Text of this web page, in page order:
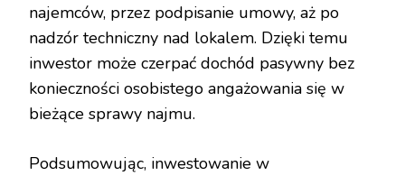
najemców, przez podpisanie umowy, aż po
nadzór techniczny nad lokalem. Dzięki temu
inwestor może czerpać dochód pasywny bez
konieczności osobistego angażowania się w
bieżące sprawy najmu.
Podsumowując, inwestowanie w